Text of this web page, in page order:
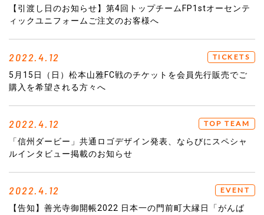
【引渡し日のお知らせ】第4回トップチームFP1stオーセンテ
ィックユニフォームご注文のお客様へ
2022.4.12 TICKETS
5月15日（日）松本山雅FC戦のチケットを会員先行販売でご
購入を希望される方々へ
2022.4.12 TOP TEAM
「信州ダービー」共通ロゴデザイン発表、ならびにスペシャ
ルインタビュー掲載のお知らせ
2022.4.12 EVENT
【告知】善光寺御開帳2022 日本一の門前町大縁日「がんば